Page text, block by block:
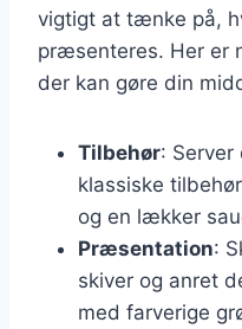
vigtigt at tænke på,
præsenteres. Her er
der kan gøre din
Tilbehør: Server
klassiske
og en lækker
Præsentation:
skiver og anret
med farverige